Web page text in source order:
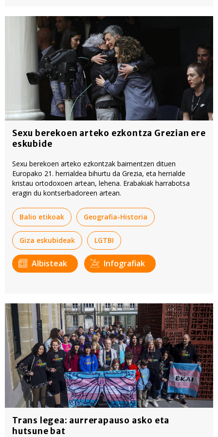
Sexu berekoen arteko ezkontza Grezian ere
eskubide
Sexu berekoen arteko ezkontzak baimentzen dituen
Europako 21. herrialdea bihurtu da Grezia, eta herrialde
kristau ortodoxoen artean, lehena. Erabakiak harrabotsa
eragin du kontserbadoreen artean.
Balio etikoak Geografia-Historia
Giza eskubideak LGTBI
Albisteak Infografiak
Trans legea: aurrerapauso asko eta
hutsune bat